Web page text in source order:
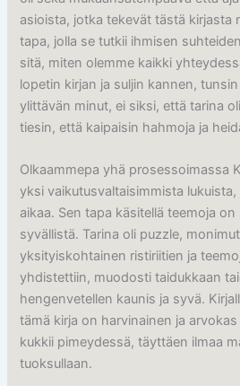
asioista, jotka tekevät tästä kirjasta
tapa, jolla se tutkii ihmisen
sitä, miten olemme kaikki
lopetin kirjan ja suljin kannen,
ylittävän minut, ei siksi, että tarina
tiesin, että kaipaisin hahmoja ja
Olkaammepa yhä prosessoimassa
yksi vaikutusvaltaisimmista
aikaa. Sen tapa käsitellä teemoja
syvällistä. Tarina oli puzzle,
yksityiskohtainen ristiriitien ja
yhdistettiin, muodosti taidukkaan
hengenvetellen kaunis ja syvä.
tämä kirja on harvinainen ja
kukkii pimeydessä, täyttäen ilmaa
tuoksullaan.